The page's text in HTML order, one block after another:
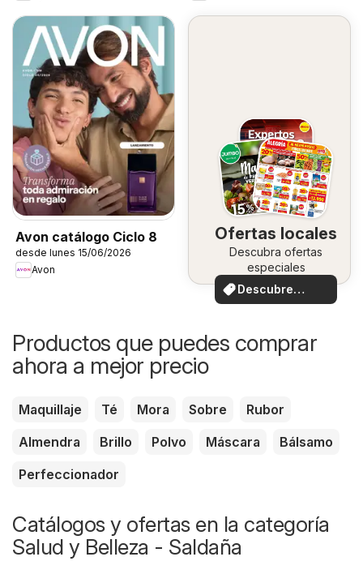
Avon catálogo Ciclo 8
desde lunes 15/06/2026
Avon
Ofertas locales
Descubra ofertas
especiales
Descubre
ofertas
Productos que puedes comprar
ahora a mejor precio
Maquillaje Té Mora Sobre
Rubor
Almendra
Brillo Polvo Máscara
Bálsamo
Perfeccionador
Catálogos y ofertas en la categoría
Salud y Belleza - Saldaña